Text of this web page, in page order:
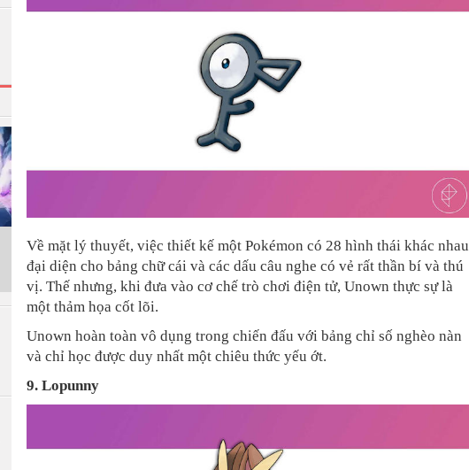
Về mặt lý thuyết, việc thiết kế một Pokémon có 28 hình thái khác nhau
đại diện cho bảng chữ cái và các dấu câu nghe có vẻ rất thần bí và thú
vị. Thế nhưng, khi đưa vào cơ chế trò chơi điện tử, Unown thực sự là
một thảm họa cốt lõi.
Unown hoàn toàn vô dụng trong chiến đấu với bảng chỉ số nghèo nàn
và chỉ học được duy nhất một chiêu thức yếu ớt.
9. Lopunny